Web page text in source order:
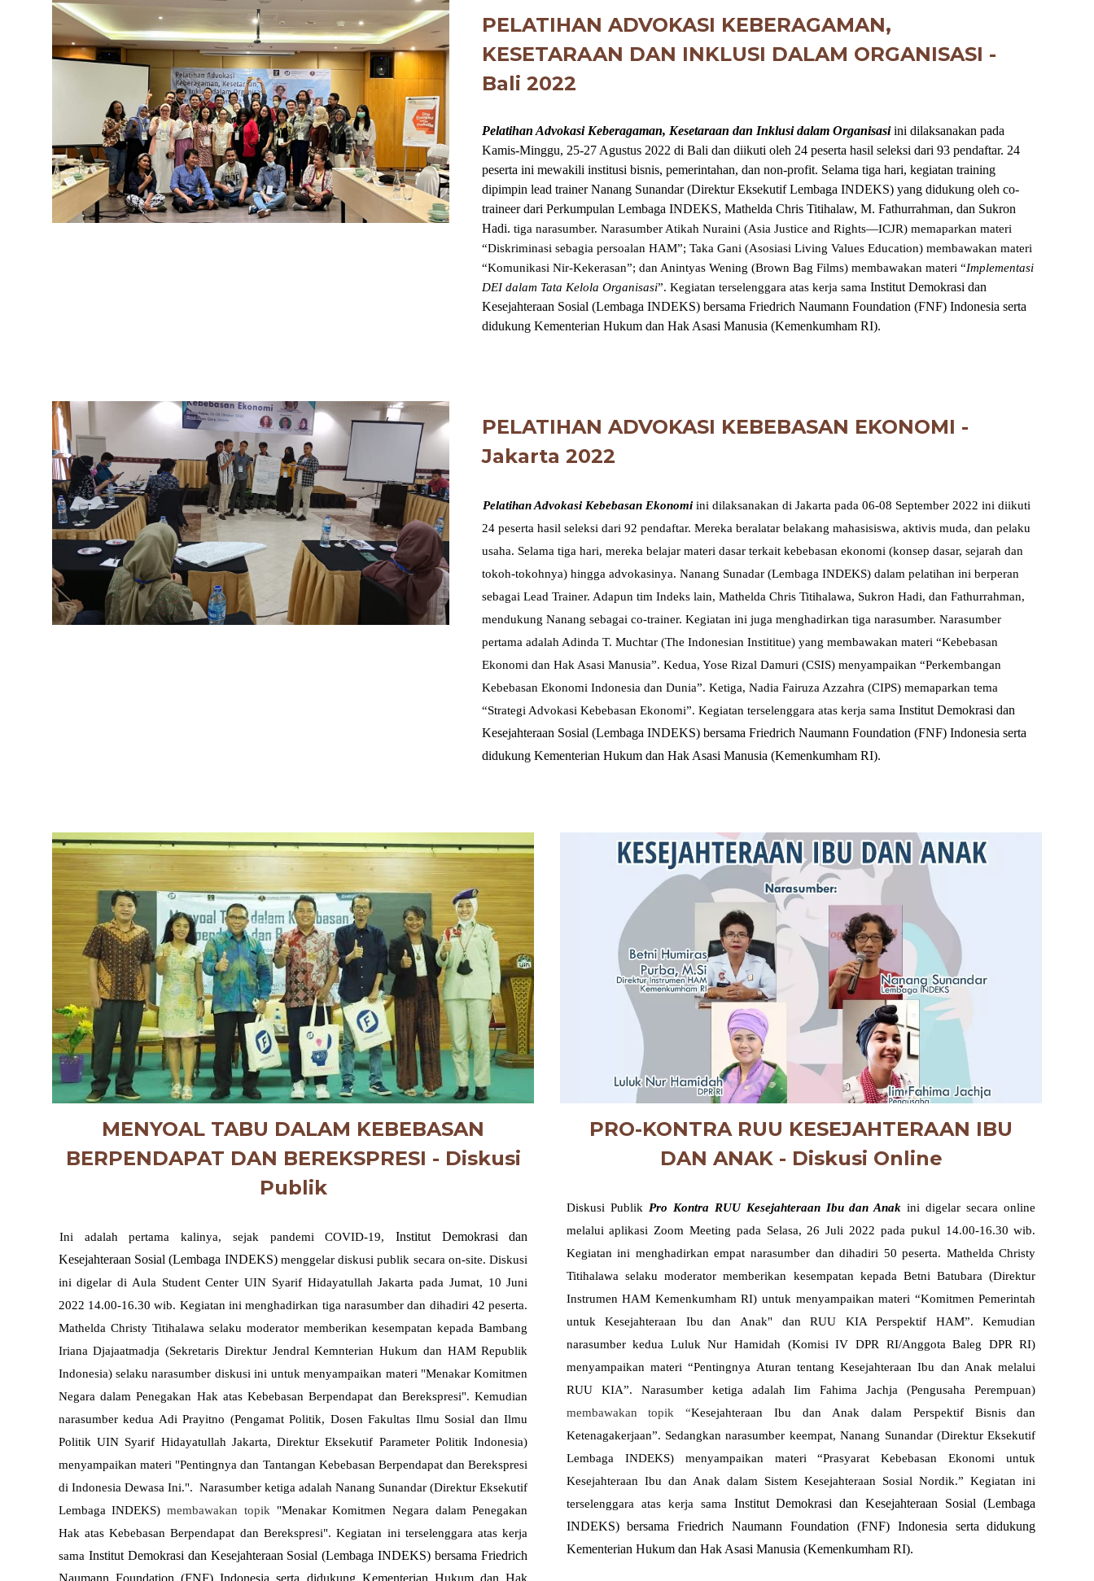
PELATIHAN ADVOKASI KEBERAGAMAN,
KESETARAAN DAN INKLUSI DALAM ORGANISASI -
Bali 2022
Pelatihan Advokasi Keberagaman, Kesetaraan dan Inklusi dalam Organisasi ini dilaksanakan pada
Kamis-Minggu, 25-27 Agustus 2022 di Bali dan diikuti oleh 24 peserta hasil seleksi dari 93 pendaftar. 24
peserta ini mewakili institusi bisnis, pemerintahan, dan non-profit. Selama tiga hari, kegiatan training
dipimpin lead trainer Nanang Sunandar (Direktur Eksekutif Lembaga INDEKS) yang didukung oleh co-
traineer dari Perkumpulan Lembaga INDEKS, Mathelda Chris Titihalaw, M. Fathurrahman, dan Sukron
Hadi. tiga narasumber. Narasumber Atikah Nuraini (Asia Justice and Rights—ICJR) memaparkan materi
“Diskriminasi sebagia persoalan HAM”; Taka Gani (Asosiasi Living Values Education) membawakan materi
“Komunikasi Nir-Kekerasan”; dan Anintyas Wening (Brown Bag Films) membawakan materi “Implementasi
DEI dalam Tata Kelola Organisasi”. Kegiatan terselenggara atas kerja sama Institut Demokrasi dan
Kesejahteraan Sosial (Lembaga INDEKS) bersama Friedrich Naumann Foundation (FNF) Indonesia serta
didukung Kementerian Hukum dan Hak Asasi Manusia (Kemenkumham RI).
PELATIHAN ADVOKASI KEBEBASAN EKONOMI -
Jakarta 2022
Pelatihan Advokasi Kebebasan Ekonomiini dilaksanakan di Jakarta pada 06-08 September 2022 ini diikuti
24 peserta hasil seleksi dari 92 pendaftar. Mereka beralatar belakang mahasisiswa, aktivis muda, dan pelaku
usaha. Selama tiga hari, mereka belajar materi dasar terkait kebebasan ekonomi (konsep dasar, sejarah dan
tokoh-tokohnya) hingga advokasinya. Nanang Sunadar (Lembaga INDEKS) dalam pelatihan ini berperan
sebagai Lead Trainer. Adapun tim Indeks lain, Mathelda Chris Titihalawa, Sukron Hadi, dan Fathurrahman,
mendukung Nanang sebagai co-trainer. Kegiatan ini juga menghadirkan tiga narasumber. Narasumber
pertama adalah Adinda T. Muchtar (The Indonesian Instititue) yang membawakan materi “Kebebasan
Ekonomi dan Hak Asasi Manusia”. Kedua, Yose Rizal Damuri (CSIS) menyampaikan “Perkembangan
Kebebasan Ekonomi Indonesia dan Dunia”. Ketiga, Nadia Fairuza Azzahra (CIPS) memaparkan tema
“Strategi Advokasi Kebebasan Ekonomi”. Kegiatan terselenggara atas kerja sama Institut Demokrasi dan
Kesejahteraan Sosial (Lembaga INDEKS) bersama Friedrich Naumann Foundation (FNF) Indonesia serta
didukung Kementerian Hukum dan Hak Asasi Manusia (Kemenkumham RI).
MENYOAL TABU DALAM KEBEBASAN
BERPENDAPAT DAN BEREKSPRESI - Diskusi
Publik
Ini adalah pertama kalinya, sejak pandemi COVID-19, Institut Demokrasi dan
Kesejahteraan Sosial (Lembaga INDEKS) menggelar diskusi publik secara on-site. Diskusi
ini digelar di Aula Student Center UIN Syarif Hidayatullah Jakarta pada Jumat, 10 Juni
2022 14.00-16.30 wib. Kegiatan ini menghadirkan tiga narasumber dan dihadiri 42 peserta.
Mathelda Christy Titihalawa selaku moderator memberikan kesempatan kepada Bambang
Iriana Djajaatmadja (Sekretaris Direktur Jendral Kemnterian Hukum dan HAM Republik
Indonesia) selaku narasumber diskusi ini untuk menyampaikan materi "Menakar Komitmen
Negara dalam Penegakan Hak atas Kebebasan Berpendapat dan Berekspresi". Kemudian
narasumber kedua Adi Prayitno (Pengamat Politik, Dosen Fakultas Ilmu Sosial dan Ilmu
Politik UIN Syarif Hidayatullah Jakarta, Direktur Eksekutif Parameter Politik Indonesia)
menyampaikan materi "Pentingnya dan Tantangan Kebebasan Berpendapat dan Berekspresi
di Indonesia Dewasa Ini.". Narasumber ketiga adalah Nanang Sunandar (Direktur Eksekutif
Lembaga INDEKS)membawakan topik "Menakar Komitmen Negara dalam Penegakan
Hak atas Kebebasan Berpendapat dan Berekspresi". Kegiatan ini terselenggara atas kerja
sama Institut Demokrasi dan Kesejahteraan Sosial (Lembaga INDEKS) bersama Friedrich
PRO-KONTRA RUU KESEJAHTERAAN IBU
DAN ANAK- Diskusi Online
Diskusi Publik Pro Kontra RUU Kesejahteraan Ibu dan Anak ini digelar secara online
melalui aplikasi Zoom Meeting pada Selasa, 26 Juli 2022 pada pukul 14.00-16.30 wib.
Kegiatan ini menghadirkan empat narasumber dan dihadiri 50 peserta. Mathelda Christy
Titihalawa selaku moderator memberikan kesempatan kepada Betni Batubara (Direktur
Instrumen HAM Kemenkumham RI) untuk menyampaikan materi “Komitmen Pemerintah
untuk Kesejahteraan Ibu dan Anak" dan RUU KIA Perspektif HAM”. Kemudian
narasumber kedua Luluk Nur Hamidah (Komisi IV DPR RI/Anggota Baleg DPR RI)
menyampaikan materi “Pentingnya Aturan tentang Kesejahteraan Ibu dan Anak melalui
RUU KIA”. Narasumber ketiga adalah Iim Fahima Jachja (Pengusaha Perempuan)
membawakan topik “Kesejahteraan Ibu dan Anak dalam Perspektif Bisnis dan
Ketenagakerjaan”. Sedangkan narasumber keempat, Nanang Sunandar (Direktur Eksekutif
Lembaga INDEKS) menyampaikan materi “Prasyarat Kebebasan Ekonomi untuk
Kesejahteraan Ibu dan Anak dalam Sistem Kesejahteraan Sosial Nordik.”Kegiatan ini
terselenggara atas kerja sama Institut Demokrasi dan Kesejahteraan Sosial (Lembaga
INDEKS) bersama Friedrich Naumann Foundation (FNF) Indonesia serta didukung
Kementerian Hukum dan Hak Asasi Manusia (Kemenkumham RI).